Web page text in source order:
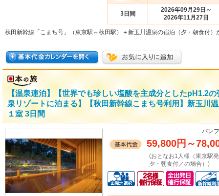
3日間
2026年09月29日～
2026年11月27日
秋田新幹線「こまち号」（東京駅⇔秋田駅）＋新玉川温泉の宿泊（夕・朝食付）
【温泉連泊】【世界でも珍しい塩酸を主成分としたpH1.2
泉リゾートに泊まる】【秋田新幹線こまち号利用】新玉
１室 3日間
パン
59,800円 ～
(おとなお1人様（東京駅
夕・朝食付／の場合）)